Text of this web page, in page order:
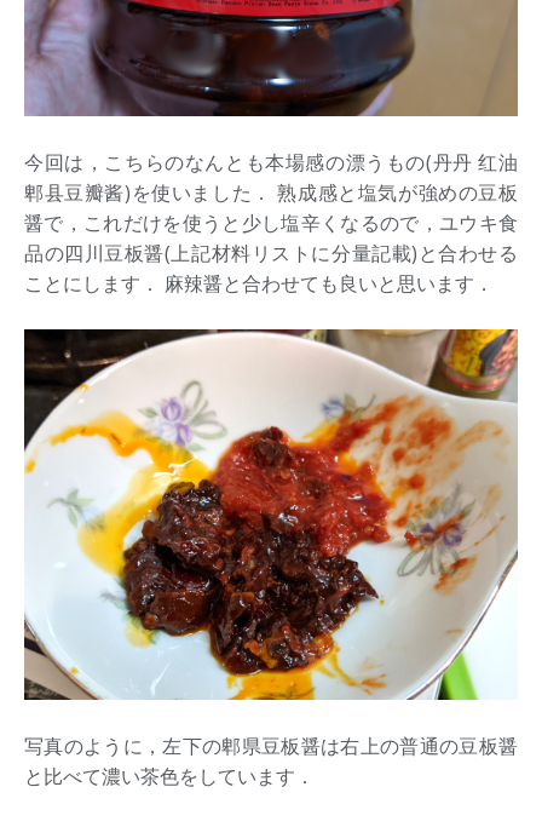
今回は，こちらのなんとも本場感の漂うもの(丹丹 红油
郫县豆瓣酱)を使いました． 熟成感と塩気が強めの豆板
醤で，これだけを使うと少し塩辛くなるので，ユウキ食
品の四川豆板醤(上記材料リストに分量記載)と合わせる
ことにします． 麻辣醤と合わせても良いと思います．
写真のように，左下の郫県豆板醤は右上の普通の豆板醤
と比べて濃い茶色をしています．